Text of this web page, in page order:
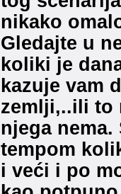
nikako
Gledajte u
koliki je
kazuje vam
zemlji,..ili to
njega
tempom
i veći i po